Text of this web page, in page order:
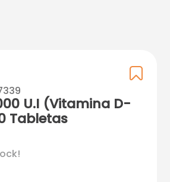
U.I (Vitamina D-
Tabletas